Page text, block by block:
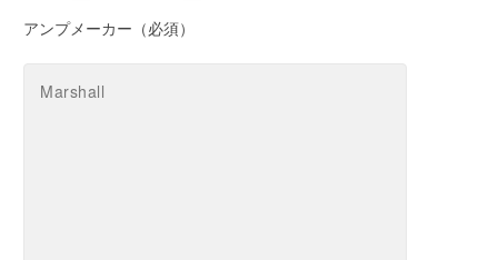
アンプメーカー（必須）